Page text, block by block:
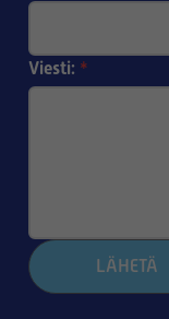
Viesti: *
LÄHETÄ